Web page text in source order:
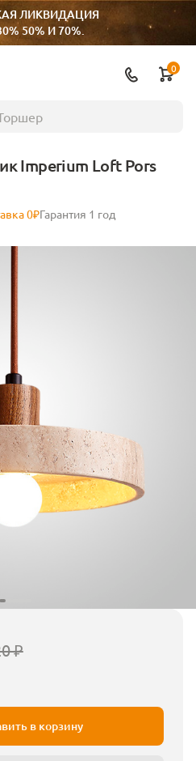
ЛИКВИДАЦИЯ
50% И 70%.
0
Imperium Loft Pors
0₽Гарантия 1 год
₽
в корзину